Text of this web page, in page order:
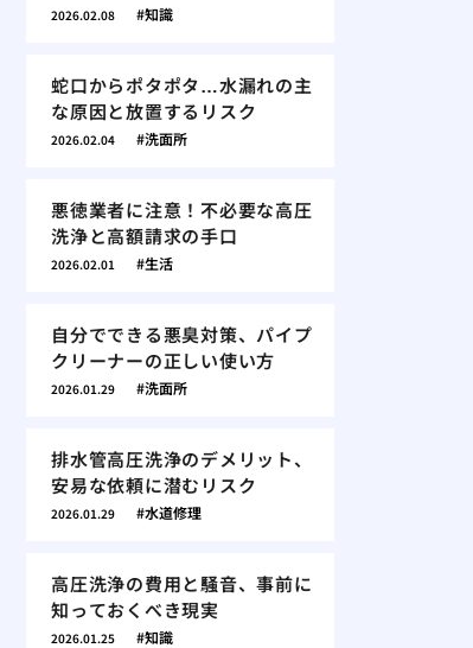
2026.02.08 知識
蛇口からポタポタ…水漏れの主
な原因と放置するリスク
2026.02.04 洗面所
悪徳業者に注意！不必要な高圧
洗浄と高額請求の手口
2026.02.01 生活
自分でできる悪臭対策、パイプ
クリーナーの正しい使い方
2026.01.29 洗面所
排水管高圧洗浄のデメリット、
安易な依頼に潜むリスク
2026.01.29 水道修理
高圧洗浄の費用と騒音、事前に
知っておくべき現実
2026.01.25 知識